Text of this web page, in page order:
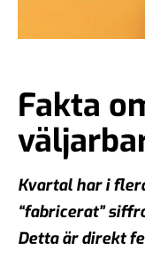
Fakta
Kvartal har i
“fabricerat”
Detta är direkt